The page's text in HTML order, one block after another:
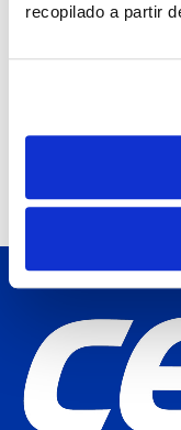
recopilado a partir